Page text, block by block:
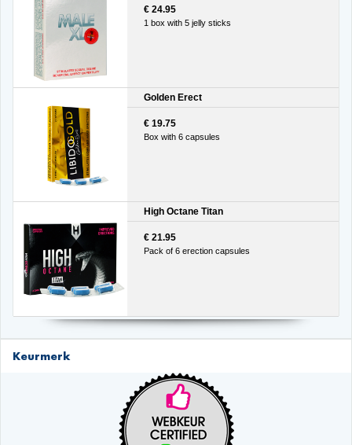
€ 24.95
1 box with 5 jelly sticks
Golden Erect
€ 19.75
Box with 6 capsules
High Octane Titan
€ 21.95
Pack of 6 erection capsules
Keurmerk